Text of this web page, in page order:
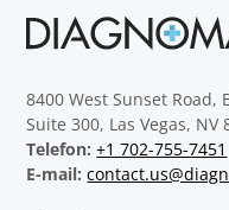
8400 West Sunset Road,
Suite 300, Las Vegas, NV
Telefon: +1 702-755-7451
E-mail: